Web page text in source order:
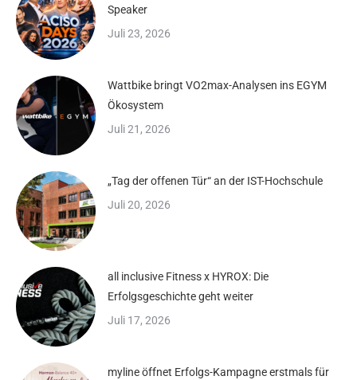
Speaker
Juli 23, 2026
Wattbike bringt VO2max-Analysen ins EGYM
Ökosystem
Juli 21, 2026
„Tag der offenen Tür“ an der IST-Hochschule
Juli 20, 2026
all inclusive Fitness x HYROX: Die
Erfolgsgeschichte geht weiter
Juli 17, 2026
myline öffnet Erfolgs-Kampagne erstmals für